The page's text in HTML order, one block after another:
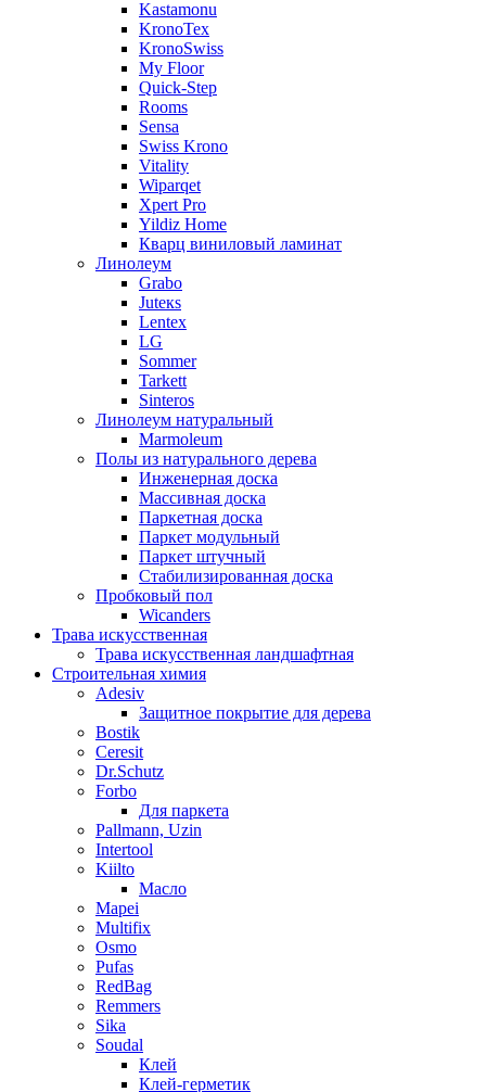
Kastamonu
KronoTex
KronoSwiss
My Floor
Quick-Step
Rooms
Sensa
Swiss Krono
Vitality
Wiparqet
Xpert Pro
Yildiz Home
Кварц виниловый ламинат
Линолеум
Grabo
Juteкs
Lentex
LG
Sommer
Tarkett
Sinteros
Линолеум натуральный
Marmoleum
Полы из натурального дерева
Инженерная доска
Массивная доска
Паркетная доска
Паркет модульный
Паркет штучный
Стабилизированная доска
Пробковый пол
Wicanders
Трава искусственная
Трава искусственная ландшафтная
Строительная химия
Adesiv
Защитное покрытие для дерева
Bostik
Ceresit
Dr.Schutz
Forbo
Для паркета
Pallmann, Uzin
Intertool
Kiilto
Масло
Mapei
Multifix
Osmo
Pufas
RedBag
Remmers
Sika
Soudal
Клей
Клей-герметик